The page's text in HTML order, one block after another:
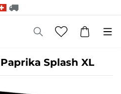
Splash XL